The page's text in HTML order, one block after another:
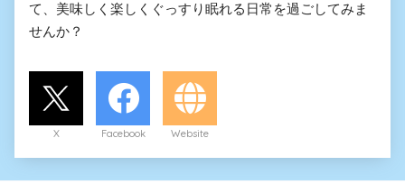
て、美味しく楽しくぐっすり眠れる日常を過ごしてみま
せんか？
X Facebook Website